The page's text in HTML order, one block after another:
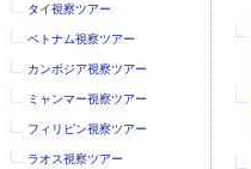
タイ視察ツアー
ベトナム視察ツアー
カンボジア視察ツアー
ミャンマー視察ツアー
フィリピン視察ツアー
ラオス視察ツアー